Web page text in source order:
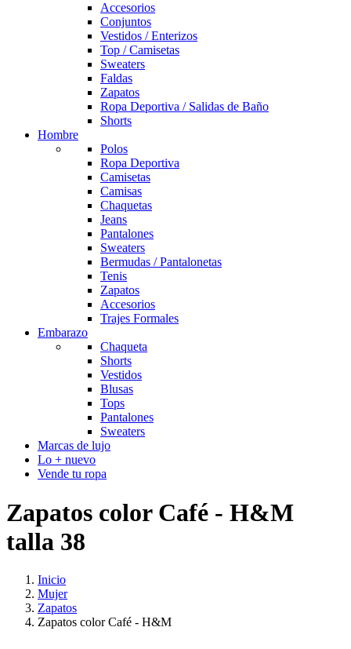
Accesorios
Conjuntos
Vestidos / Enterizos
Top / Camisetas
Sweaters
Faldas
Zapatos
Ropa Deportiva / Salidas de Baño
Shorts
Hombre
Polos
Ropa Deportiva
Camisetas
Camisas
Chaquetas
Jeans
Pantalones
Sweaters
Bermudas / Pantalonetas
Tenis
Zapatos
Accesorios
Trajes Formales
Embarazo
Chaqueta
Shorts
Vestidos
Blusas
Tops
Pantalones
Sweaters
Marcas de lujo
Lo + nuevo
Vende tu ropa
Zapatos color Café - H&M
talla 38
Inicio
Mujer
Zapatos
Zapatos color Café - H&M